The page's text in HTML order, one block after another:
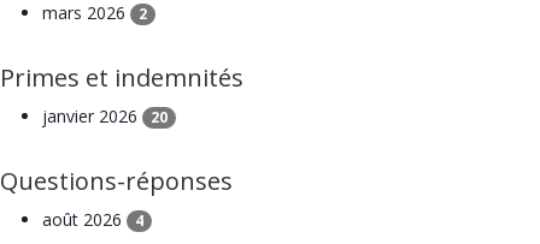
mars 2026 2
Primes et indemnités
janvier 2026 20
Questions-réponses
août 2026 4